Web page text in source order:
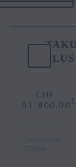
PLUS
CHF
51'800.00 1